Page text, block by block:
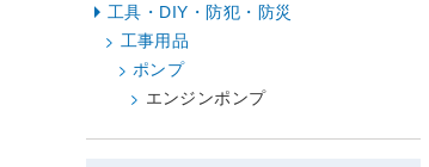
工具・DIY・防犯・防災
工事用品
ポンプ
エンジンポンプ